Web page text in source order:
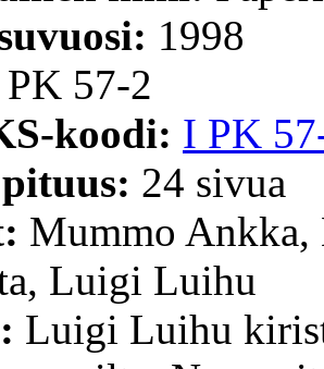
1998
57-2
koodi: I PK
24 sivua
Mummo Ankka,
Luigi Luihu
Luigi Luihu